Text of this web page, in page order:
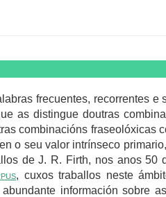
frecuentes, recorrentes
as distingue doutras
combinacións fraseolóxicas
o seu valor intrínseco
de J. R. Firth, nos anos
, cuxos traballos neste
información sobre